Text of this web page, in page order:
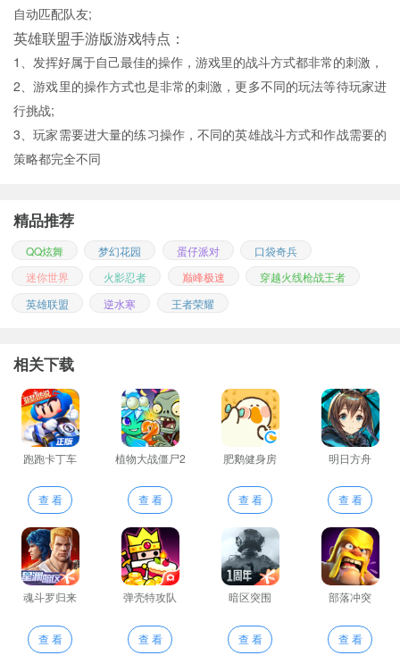
自动匹配队友;
英雄联盟手游版游戏特点：
1、发挥好属于自己最佳的操作，游戏里的战斗方式都非常的刺激，
2、游戏里的操作方式也是非常的刺激，更多不同的玩法等待玩家进
行挑战;
3、玩家需要进大量的练习操作，不同的英雄战斗方式和作战需要的
策略都完全不同
精品推荐
QQ炫舞 梦幻花园 蛋仔派对
口袋奇兵
迷你世界
火影忍者 巅峰极速
穿越火线枪战王者
英雄联盟
逆水寒 王者荣耀
相关下载
跑跑卡丁车
查 看
植物大战僵尸2
查 看
肥鹅健身房
查 看
明日方舟
查 看
魂斗罗归来
查 看
弹壳特攻队
查 看
暗区突围
查 看
部落冲突
查 看